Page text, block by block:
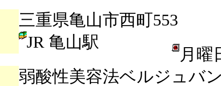
三重県亀山市西町553
JR 亀山駅
月曜
弱酸性美容法ベルジュバ